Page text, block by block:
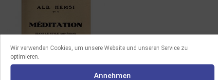
Wir verwenden Cookies, um unsere Website und unseren Service zu
optimieren.
Annehmen